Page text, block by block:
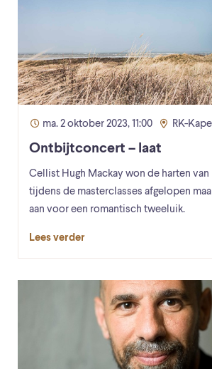
ma. 2 oktober 2023, 11:00 RK-
Ontbijtconcert – laat
Cellist Hugh Mackay won de harten
tijdens de masterclasses afgelopen
aan voor een romantisch tweeluik.
Lees verder